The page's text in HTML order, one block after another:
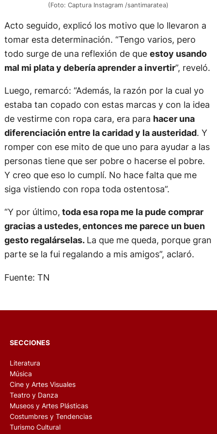
(Foto: Captura Instagram /santimaratea)
Acto seguido, explicó los motivo que lo llevaron a
tomar esta determinación. “Tengo varios, pero
todo surge de una reflexión de que estoy usando
mal mi plata y debería aprender a invertir”, reveló.
Luego, remarcó: “Además, la razón por la cual yo
estaba tan copado con estas marcas y con la idea
de vestirme con ropa cara, era para hacer una
diferenciación entre la caridad y la austeridad. Y
romper con ese mito de que uno para ayudar a las
personas tiene que ser pobre o hacerse el pobre.
Y creo que eso lo cumplí. No hace falta que me
siga vistiendo con ropa toda ostentosa”.
“Y por último, toda esa ropa me la pude comprar
gracias a ustedes, entonces me parece un buen
gesto regalárselas. La que me queda, porque gran
parte se la fui regalando a mis amigos”, aclaró.
Fuente: TN
SECCIONES
Literatura
Música
Cine y Artes Visuales
Teatro y Danza
Museos y Artes Plásticas
Costumbres y Tendencias
Turismo Cultural